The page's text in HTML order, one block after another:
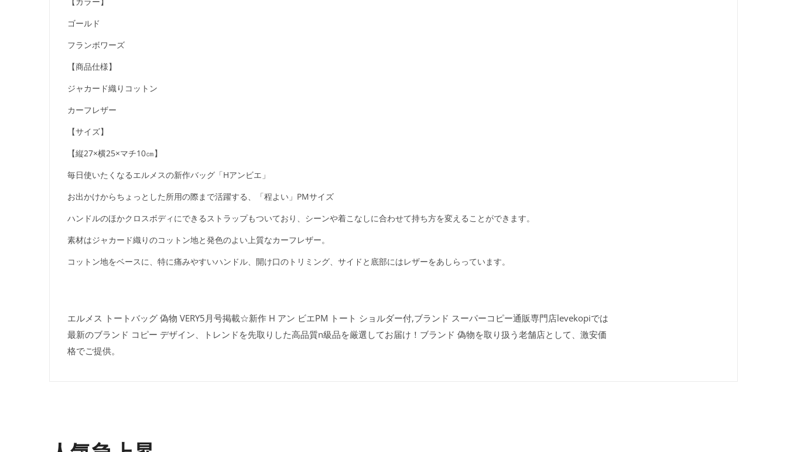
ゴールド
フランボワーズ
【商品仕様】
ジャカード織りコットン
カーフレザー
【サイズ】
【縦27×横25×マチ10㎝】
毎日使いたくなるエルメスの新作バッグ「Hアンビエ」
お出かけからちょっとした所用の際まで活躍する、「程よい」PMサイズ
ハンドルのほかクロスボディにできるストラップもついており、シーンや着こなしに合わせて持ち方を変えることができます。
素材はジャカード織りのコットン地と発色のよい上質なカーフレザー。
コットン地をベースに、特に痛みやすいハンドル、開け口のトリミング、サイドと底部にはレザーをあしらっています。
エルメス トートバッグ 偽物 VERY5月号掲載☆新作 H アン ビエPM トート ショルダー付,ブランド スーパーコピー通販専門店levekopiでは
最新のブランド コピー デザイン、トレンドを先取りした高品質n級品を厳選してお届け！ブランド 偽物を取り扱う老舗店として、激安価
格でご提供。